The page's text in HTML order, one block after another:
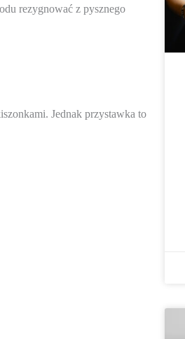
rezygnować z pysznego
Jednak przystawka to